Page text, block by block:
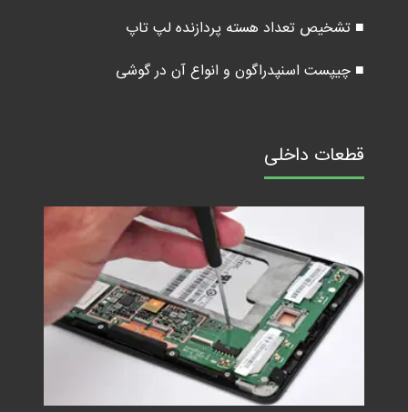
■ تشخیص تعداد هسته پردازنده لپ تاپ
■ چیپست اسنپدراگون و انواع آن در گوشی
قطعات داخلی